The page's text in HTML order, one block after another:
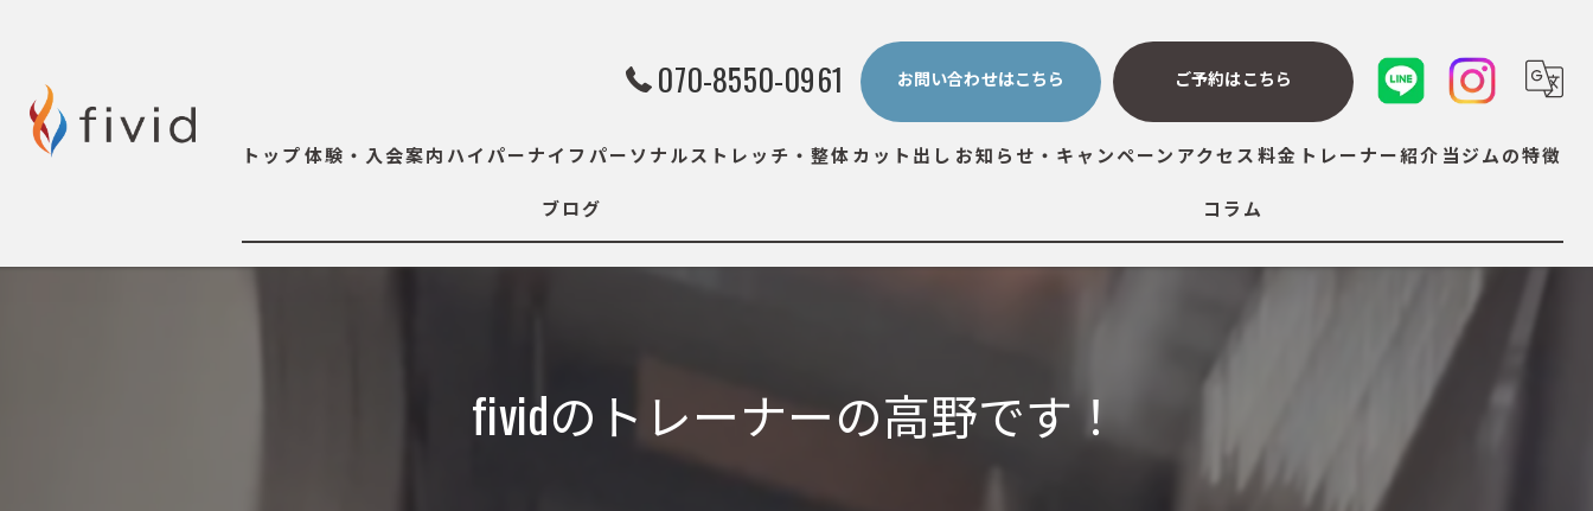
070-8550-0961 お問い合わせはこちら ご予約はこちら
トップ体験・入会案内 ハイパーナイフ パーソナルストレッチ・整体カット出し お知らせ・キャンペーン アクセス料金 トレーナー紹介 当ジムの特徴
ストレッチ
ブログ コラム
fividのトレーナーの高野です！